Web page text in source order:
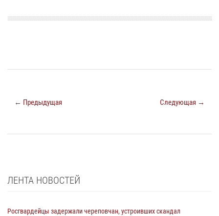
← Предыдущая Следующая →
ЛЕНТА НОВОСТЕЙ
Росгвардейцы задержали череповчан, устроивших скандал